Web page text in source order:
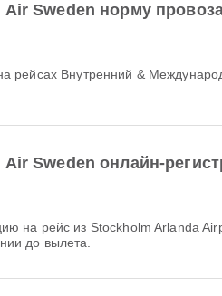
Sweden норму
Sweden онлайн-
до вылета.